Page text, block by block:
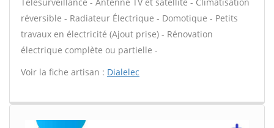
réversible - Radiateur Électrique - Domotique - Petits
travaux en électricité (Ajout prise) - Rénovation
électrique complète ou partielle -
Voir la fiche artisan : Dialelec